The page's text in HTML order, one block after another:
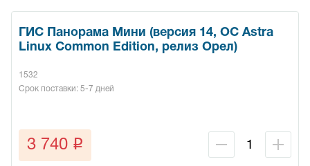
ГИС Панорама Мини (версия 14, ОС Astra
Linux Common Edition, релиз Орел)
1532
Срок поставки: 5-7 дней
3 740 q